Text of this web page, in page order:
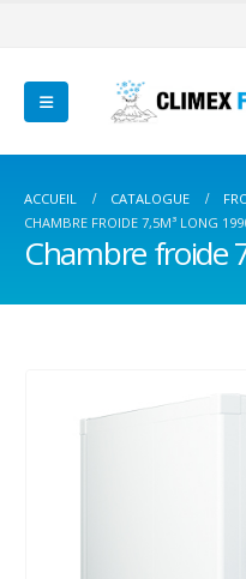
ACCUEIL CATALOGUE
CHAMBRE FROIDE 7,5M³ LONG
Chambre froide